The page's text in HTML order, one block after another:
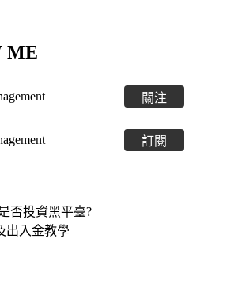
ME
關注
訂閱
否投資黑平臺?
出入金教學